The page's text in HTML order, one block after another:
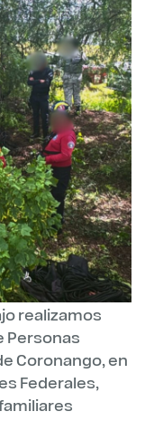
realizamos
Personas
Coronango, en
Federales,